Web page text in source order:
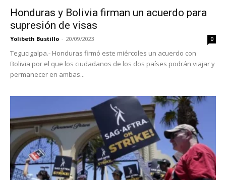
Honduras y Bolivia firman un acuerdo para
supresión de visas
Yolibeth Bustillo - 20/09/2023 0
Tegucigalpa.- Honduras firmó este miércoles un acuerdo con
Bolivia por el que los ciudadanos de los dos países podrán viajar y
permanecer en ambas...